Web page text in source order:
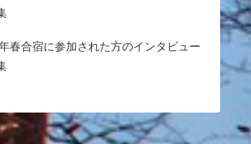
春合宿に参加された方のインタビュー